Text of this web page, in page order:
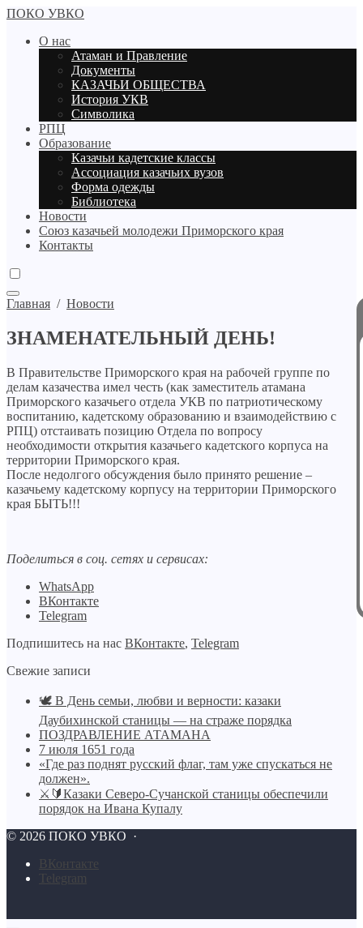
ПОКО УВКО
О нас
Атаман и Правление
Документы
КАЗАЧЬИ ОБЩЕСТВА
История УКВ
Символика
РПЦ
Образование
Казачьи кадетские классы
Ассоциация казачьих вузов
Форма одежды
Библиотека
Новости
Союз казачьей молодежи Приморского края
Контакты
Главная / Новости
ЗНАМЕНАТЕЛЬНЫЙ ДЕНЬ!
В Правительстве Приморского края на рабочей группе по
делам казачества имел честь (как заместитель атамана
Приморского казачьего отдела УКВ по патриотическому
воспитанию, кадетскому образованию и взаимодействию с
РПЦ) отстаивать позицию Отдела по вопросу
необходимости открытия казачьего кадетского корпуса на
территории Приморского края.
После недолгого обсуждения было принято решение –
казачьему кадетскому корпусу на территории Приморского
края БЫТЬ!!!
Поделиться в соц. сетях и сервисах:
WhatsApp
ВКонтакте
Telegram
Подпишитесь на нас ВКонтакте, Telegram
Свежие записи
🕊️ В День семьи, любви и верности: казаки
Даубихинской станицы — на страже порядка
ПОЗДРАВЛЕНИЕ АТАМАНА
7 июля 1651 года
«Где раз поднят русский флаг, там уже спускаться не
должен».
⚔🔰Казаки Северо-Сучанской станицы обеспечили
порядок на Ивана Купалу
© 2026 ПОКО УВКО ·
BКонтакте
Telegram